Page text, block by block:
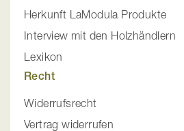
Herkunft LaModula Produkte
Interview mit den Holzhändlern
Lexikon
Recht
Widerrufsrecht
Vertrag widerrufen